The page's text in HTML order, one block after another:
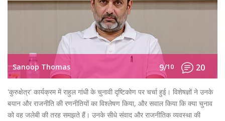
Sanoop Thomas 9/10 20
'कुरुक्षेत्र' कार्यक्रम में राहुल गांधी के चुनावी दृष्टिकोण पर चर्चा हुई। विशेषज्ञों ने उनके
बयान और राजनीति की रणनीतियों का विश्लेषण किया, और सवाल किया कि क्या चुनाव
को वह जलेबी की तरह समझते हैं। उनके सीधे संवाद और राजनीतिक व्यवस्था की